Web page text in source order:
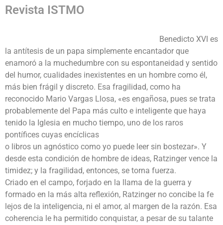
Revista ISTMO
Benedicto XVI es
la antítesis de un papa simplemente encantador que
enamoró a la muchedumbre con su espontaneidad y sentido
del humor, cualidades inexistentes en un hombre como él,
más bien frágil y discreto. Esa fragilidad, como ha
reconocido Mario Vargas Llosa, «es engañosa, pues se trata
probablemente del Papa más culto e inteligente que haya
tenido la Iglesia en mucho tiempo, uno de los raros
pontífices cuyas encíclicas
o libros un agnóstico como yo puede leer sin bostezar». Y
desde esta condición de hombre de ideas, Ratzinger vence la
timidez; y la fragilidad, entonces, se torna fuerza.
Criado en el campo, forjado en la llama de la guerra y
formado en la más alta reflexión, Ratzinger no concibe la fe
lejos de la inteligencia, ni el amor, al margen de la razón. Esa
coherencia le ha permitido conquistar, a pesar de su talante